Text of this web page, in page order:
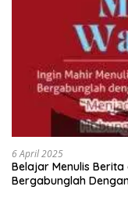
6 April 2025
Belajar Menulis Berita
Bergabunglah